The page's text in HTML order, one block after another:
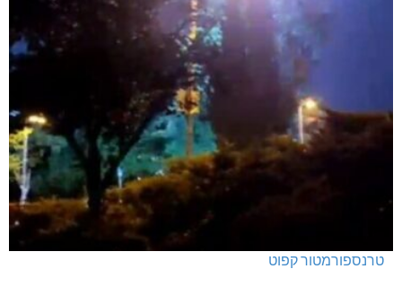
נהריה: נתפסו מאות אלפי שקלים ומט"ח